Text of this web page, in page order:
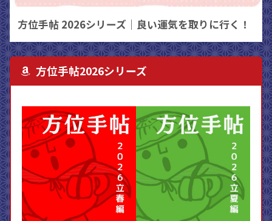
方位手帖 2026シリーズ｜良い運気を取りに行く！
方位手帖2026シリーズ